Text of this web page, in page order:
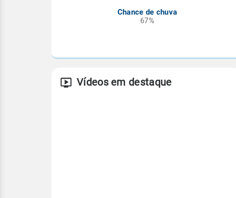
Chance de chuva
67%
Vídeos em destaque